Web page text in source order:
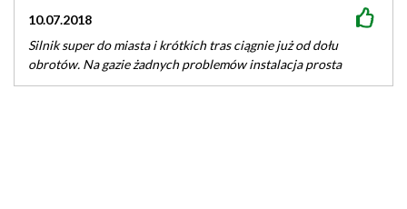
super do miasta i krótkich tras ciągnie już od dołu
Na gazie żadnych problemów instalacja prosta
Smart…
25.02.2018
Mam go w
moment.